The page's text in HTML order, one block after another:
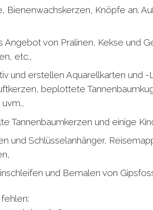
Knöpfe an.
Angebot von Pralinen, Kekse und
etc.,
und erstellen Aquarellkarten und
beplottete
Tannenbaumkerzen und einige
und Schlüsselanhänger,
und Bemalen von